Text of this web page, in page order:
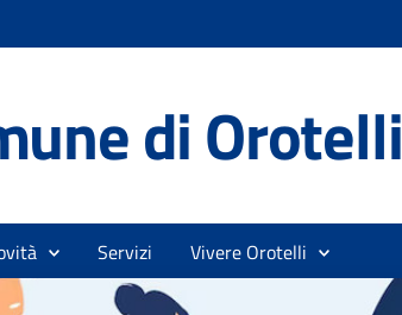
di Orotelli
Servizi Vivere Orotelli